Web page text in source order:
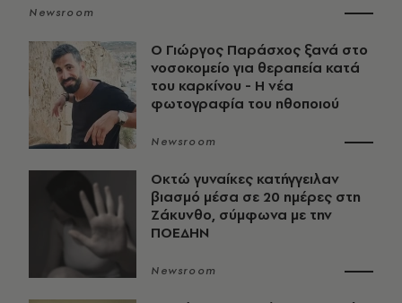
Newsroom
O Γιώργος Παράσχος ξανά στο
νοσοκομείο για θεραπεία κατά
του καρκίνου - Η νέα
φωτογραφία του ηθοποιού
Newsroom
Οκτώ γυναίκες κατήγγειλαν
βιασμό μέσα σε 20 ημέρες στη
Ζάκυνθο, σύμφωνα με την
ΠΟΕΔΗΝ
Newsroom